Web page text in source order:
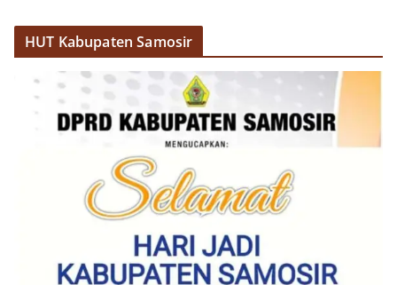
lingkungan tempat tinggal, serta membuka ruang
komunikasi dua arah agar warga dapat
menyampaikan keluhan maupun informasi terkait
situasi kamtibmas di sekitar mereka.‎‎‎Salah satu
poin utama yang disampaikan dalam kegiatan
sambang ini adalah imbauan kepada warga untuk
memasang bendera Merah Putih secara penuh,
bukan setengah tiang, sebagai bentuk
penghormatan dan rasa cinta tanah air
menjelang perayaan HUT Kemerdekaan RI.
Petugas mengingatkan bahwa pemasangan
bendera dengan benar merupakan salah satu
wujud nyata partisipasi masyarakat dalam
memperingati hari bersejarah bangsa
Indonesia.‎‎”Kami mengimbau kepada seluruh
HUT Kabupaten Samosir